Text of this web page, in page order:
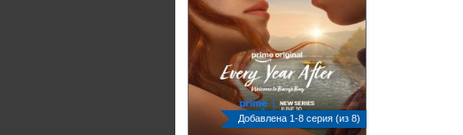
Добавлена 1-8 серия (из 8)